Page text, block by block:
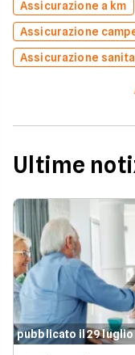
Assicurazione a km
Assicurazione
Assicurazione
Ultime
pubblicato il 29 luglio